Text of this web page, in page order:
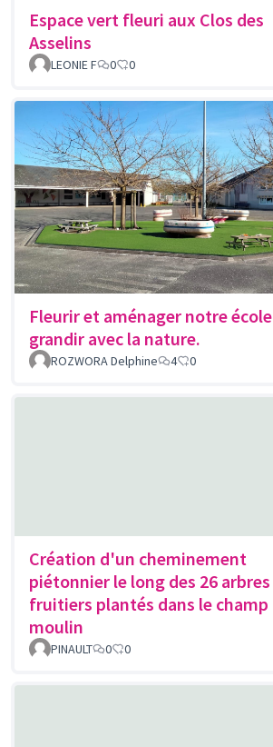
Espace vert fleuri aux Clos des
Asselins
LEONIE F 0 0
Fleurir et aménager notre
grandir avec la nature.
ROZWORA Delphine 4 0
Création d'un cheminement
piétonnier le long des 26 arbres
fruitiers plantés dans le champ
moulin
PINAULT 0 0